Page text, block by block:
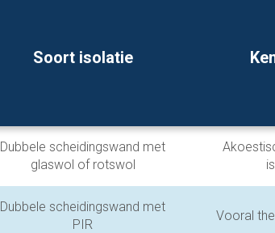
Soort isolatie
Dubbele scheidingswand met
glaswol of rotswol
Dubbele scheidingswand met
PIR
Vooral